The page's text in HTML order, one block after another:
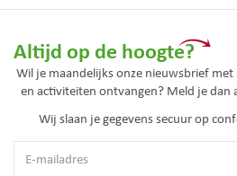
Altijd op de hoogte?
Wil je maandelijks onze nieuwsbrief
en activiteiten ontvangen? Meld je dan
Wij slaan je gegevens secuur op